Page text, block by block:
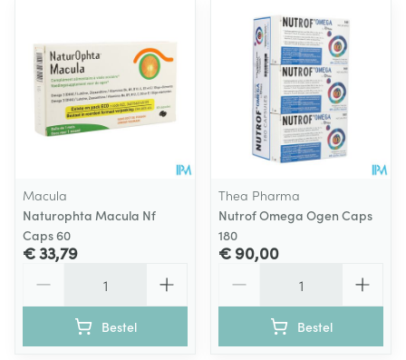
Macula
Naturophta Macula Nf
Caps 60
€ 33,79
Bestel
Thea Pharma
Nutrof Omega Ogen Caps
180
€ 90,00
Bestel